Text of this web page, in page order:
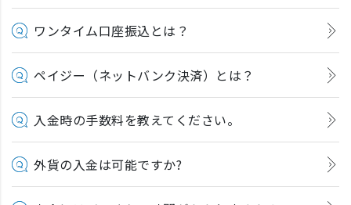
ワンタイム口座振込とは？
ペイジー（ネットバンク決済）とは？
入金時の手数料を教えてください。
外貨の入金は可能ですか?